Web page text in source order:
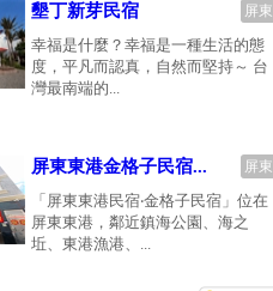
屏東
墾丁新芽民宿
幸福是什麼？幸福是一種生活的態
度，平凡而認真，自然而堅持～ 台
灣最南端的...
屏東
屏東東港金格子民宿...
「屏東東港民宿‧金格子民宿」位在
屏東東港，鄰近鎮海公園、海之
坵、東港漁港、...